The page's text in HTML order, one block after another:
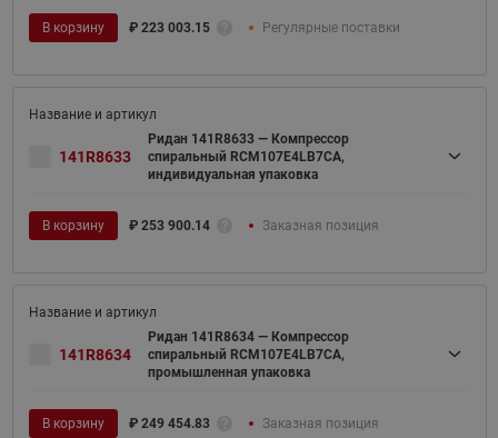
В корзину ₽ 223 003.15 Регулярные поставки
141R8633
Ридан 141R8633 — Компрессор
спиральный RCM107E4LB7CA,
индивидуальная упаковка
В корзину ₽ 253 900.14 Заказная позиция
141R8634
Ридан 141R8634 — Компрессор
спиральный RCM107E4LB7CA,
промышленная упаковка
В корзину ₽ 249 454.83 Заказная позиция